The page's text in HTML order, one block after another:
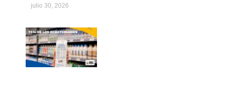
julio 30, 2026